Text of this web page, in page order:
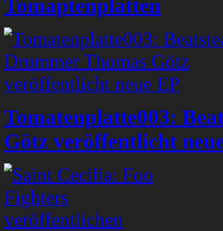
Tomaptenplatten
Tomatenplatte003:
Götz veröffentlicht